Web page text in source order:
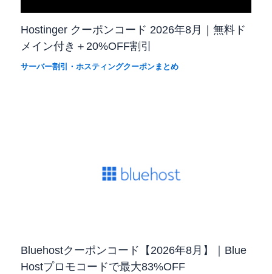
Hostinger クーポンコード 2026年8月｜無料ド
メイン付き＋20%OFF割引
サーバー割引・ホスティングクーポンまとめ
Bluehostクーポンコード【2026年8月】｜Blue
Hostプロモコードで最大83%OFF